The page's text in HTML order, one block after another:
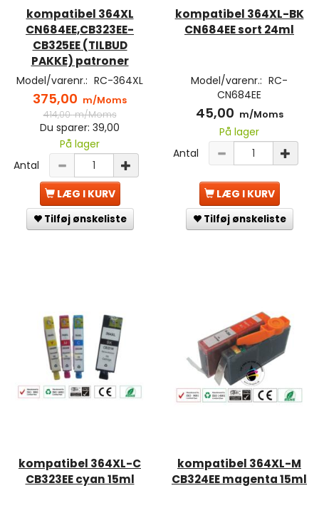
kompatibel 364XL
CN684EE,CB323EE-
CB325EE (TILBUD
PAKKE) patroner
Model/varenr.: RC-364XL
375,00 m/Moms
414,00m/Moms
Du sparer: 39,00
På lager
Antal
LÆG I KURV
Tilføj ønskeliste
kompatibel 364XL-BK
CN684EE sort 24ml
Model/varenr.: RC-
CN684EE
45,00 m/Moms
På lager
Antal
LÆG I KURV
Tilføj ønskeliste
kompatibel 364XL-C
CB323EE cyan 15ml
kompatibel 364XL-M
CB324EE magenta 15ml